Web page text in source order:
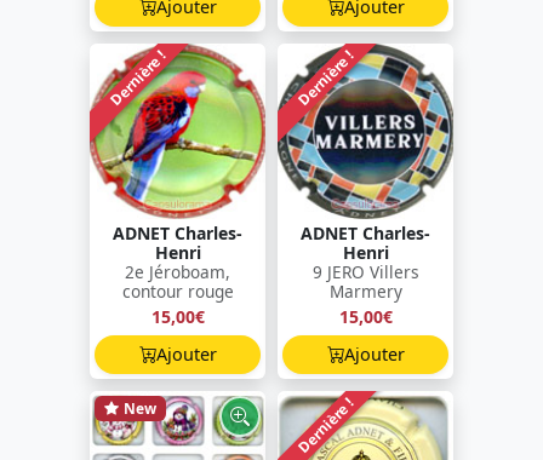
Ajouter
Ajouter
Dernière !
ADNET Charles-
Henri
2e Jéroboam,
contour rouge
15,00€
Ajouter
Dernière !
ADNET Charles-
Henri
9 JERO Villers
Marmery
15,00€
Ajouter
New Dernière !